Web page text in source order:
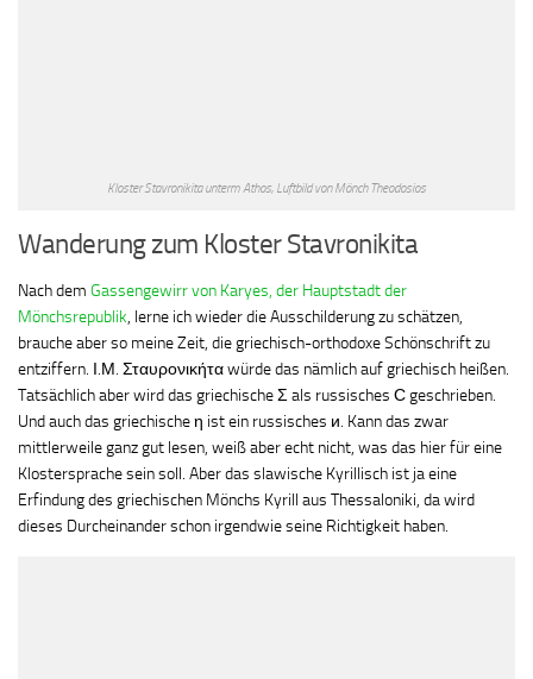
Kloster Stavronikita unterm Athos, Luftbild von Mönch Theodosios
Wanderung zum Kloster Stavronikita
Nach dem Gassengewirr von Karyes, der Hauptstadt der
Mönchsrepublik, lerne ich wieder die Ausschilderung zu schätzen,
brauche aber so meine Zeit, die griechisch-orthodoxe Schönschrift zu
entziffern. Ι.Μ. Σταυρονικήτα würde das nämlich auf griechisch heißen.
Tatsächlich aber wird das griechische Σ als russisches С geschrieben.
Und auch das griechische η ist ein russisches и. Kann das zwar
mittlerweile ganz gut lesen, weiß aber echt nicht, was das hier für eine
Klostersprache sein soll. Aber das slawische Kyrillisch ist ja eine
Erfindung des griechischen Mönchs Kyrill aus Thessaloniki, da wird
dieses Durcheinander schon irgendwie seine Richtigkeit haben.